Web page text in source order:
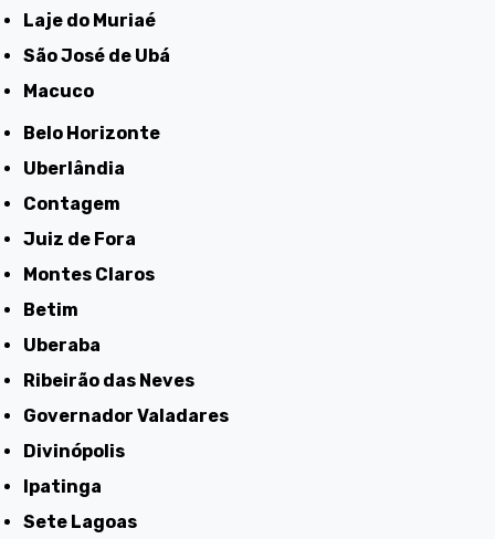
Laje do Muriaé
São José de Ubá
Macuco
Belo Horizonte
Uberlândia
Contagem
Juiz de Fora
Montes Claros
Betim
Uberaba
Ribeirão das Neves
Governador Valadares
Divinópolis
Ipatinga
Sete Lagoas